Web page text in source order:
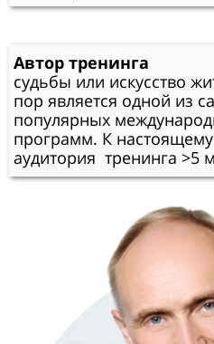
Автор тренинга
судьбы или искусство
пор является одной из
популярных
программ. К
аудитория тренинга >5